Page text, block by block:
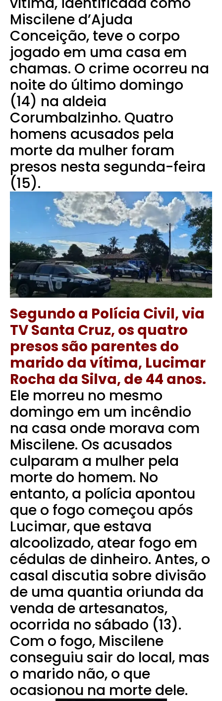
Miscilene d’Ajuda
Conceição, teve o corpo
jogado em uma casa em
chamas. O crime ocorreu na
noite do último domingo
(14) na aldeia
Corumbalzinho. Quatro
homens acusados pela
morte da mulher foram
presos nesta segunda-feira
(15).
Segundo a Polícia Civil, via
TV Santa Cruz, os quatro
presos são parentes do
marido da vítima, Lucimar
Rocha da Silva, de 44 anos.
Ele morreu no mesmo
domingo em um incêndio
na casa onde morava com
Miscilene. Os acusados
culparam a mulher pela
morte do homem. No
entanto, a polícia apontou
que o fogo começou após
Lucimar, que estava
alcoolizado, atear fogo em
cédulas de dinheiro. Antes, o
casal discutia sobre divisão
de uma quantia oriunda da
venda de artesanatos,
ocorrida no sábado (13).
Com o fogo, Miscilene
conseguiu sair do local, mas
o marido não, o que
ocasionou na morte dele.